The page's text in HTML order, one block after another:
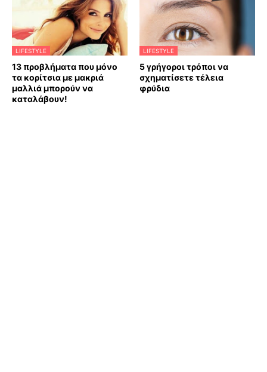
LIFESTYLE
13 προβλήματα που μόνο
τα κορίτσια με μακριά
μαλλιά μπορούν να
καταλάβουν!
LIFESTYLE
5 γρήγοροι τρόποι να
σχηματίσετε τέλεια
φρύδια